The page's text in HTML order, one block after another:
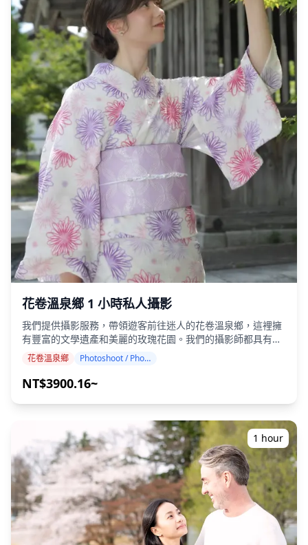
花卷溫泉鄉 1 小時私人攝影
我們提供攝影服務，帶領遊客前往迷人的花卷溫泉鄉，這裡擁
有豐富的文學遺產和美麗的玫瑰花園。我們的攝影師都具有高
度資質，我們的服務可以配合您的旅行行程，捕捉自然構圖，
並在著名的玫瑰花園、宮澤賢治紀念館、河畔瀑布和歷史悠久
的溫泉旅館中找到理想的攝影地點。（請與我們分享您喜歡的
可提前 3 天預訂。我們將安排一位能說英語/日語的攝影師。
原始的 100 多張照片檔案將在一周內交付，您可以選擇您最喜
歡的 10 張照片進行重新交付。我們會進行調整以喚起特定的
氛圍，如果需要，可以調整情緒和顏色。 讓我們通過我們的攝
影服務捕捉您在花卷溫泉鄉的特別時刻！ ◆ 重要資訊： ・如
果您在預定的會面時間遲到，拍攝時間和交付的照片數量可能
會減少。 ・如果在預定日期前 3 天預測拍攝地點會下雨，或者
在拍攝當天意外下雨，則有三個選項可供選擇：（1）重新安
排日期和時間，（2）更改地點，或（3）取消拍攝。 ![]
(https://assets.hldycdn.com/92a5ea04-5e62-4740-8984-
花卷溫泉鄉 Photoshoot / Photo tour
NT$3900.16~
1 hour